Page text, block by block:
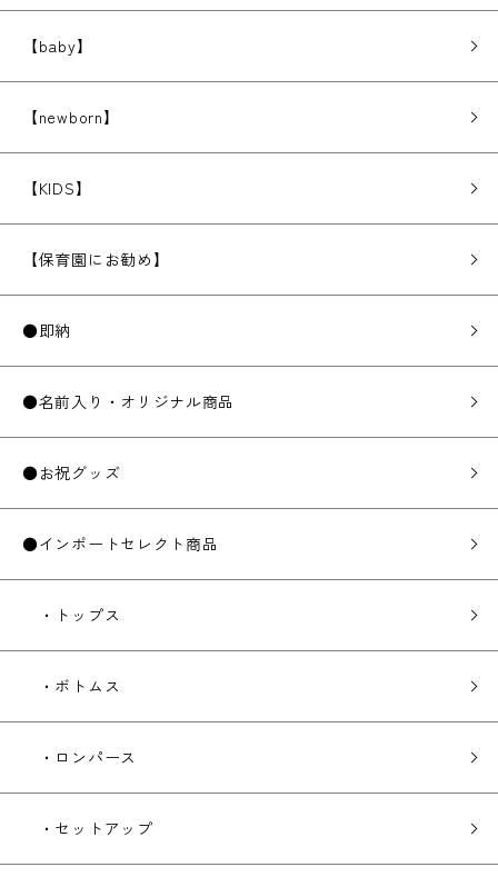
【baby】
【newborn】
【KIDS】
【保育園にお勧め】
●即納
●名前入り・オリジナル商品
●お祝グッズ
●インポートセレクト商品
・トップス
・ボトムス
・ロンパース
・セットアップ